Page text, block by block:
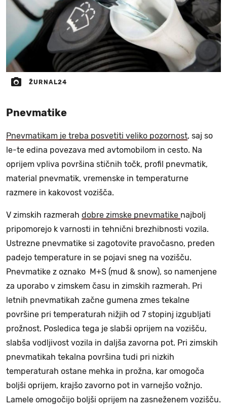
ŽURNAL24
Pnevmatike
Pnevmatikam je treba posvetiti veliko pozornost, saj so
le-te edina povezava med avtomobilom in cesto. Na
oprijem vpliva površina stičnih točk, profil pnevmatik,
material pnevmatik, vremenske in temperaturne
razmere in kakovost vozišča.
V zimskih razmerah dobre zimske pnevmatike najbolj
pripomorejo k varnosti in tehnični brezhibnosti vozila.
Ustrezne pnevmatike si zagotovite pravočasno, preden
padejo temperature in se pojavi sneg na vozišču.
Pnevmatike z oznako M+S (mud & snow), so namenjene
za uporabo v zimskem času in zimskih razmerah. Pri
letnih pnevmatikah začne gumena zmes tekalne
površine pri temperaturah nižjih od 7 stopinj izgubljati
prožnost. Posledica tega je slabši oprijem na vozišču,
slabša vodljivost vozila in daljša zavorna pot. Pri zimskih
pnevmatikah tekalna površina tudi pri nizkih
temperaturah ostane mehka in prožna, kar omogoča
boljši oprijem, krajšo zavorno pot in varnejšo vožnjo.
Lamele omogočijo boljši oprijem na zasneženem vozišču.